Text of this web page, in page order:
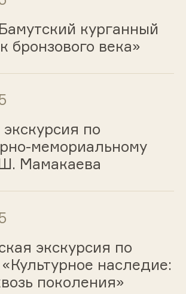
курганный
бронзового века»
по
мемориальному
Мамакаева
экскурсия по
наследие:
поколения»